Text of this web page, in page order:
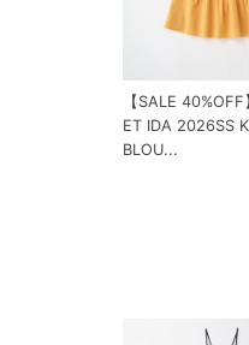
【SALE
ET IDA 2026SS
BLOU...